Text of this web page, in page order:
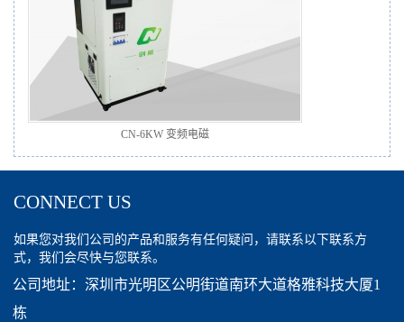
CN-6KW 变频电磁
CONNECT US
如果您对我们公司的产品和服务有任何疑问，请联系以下联系方
式，我们会尽快与您联系。
公司地址：深圳市光明区公明街道南环大道格雅科技大厦1
栋